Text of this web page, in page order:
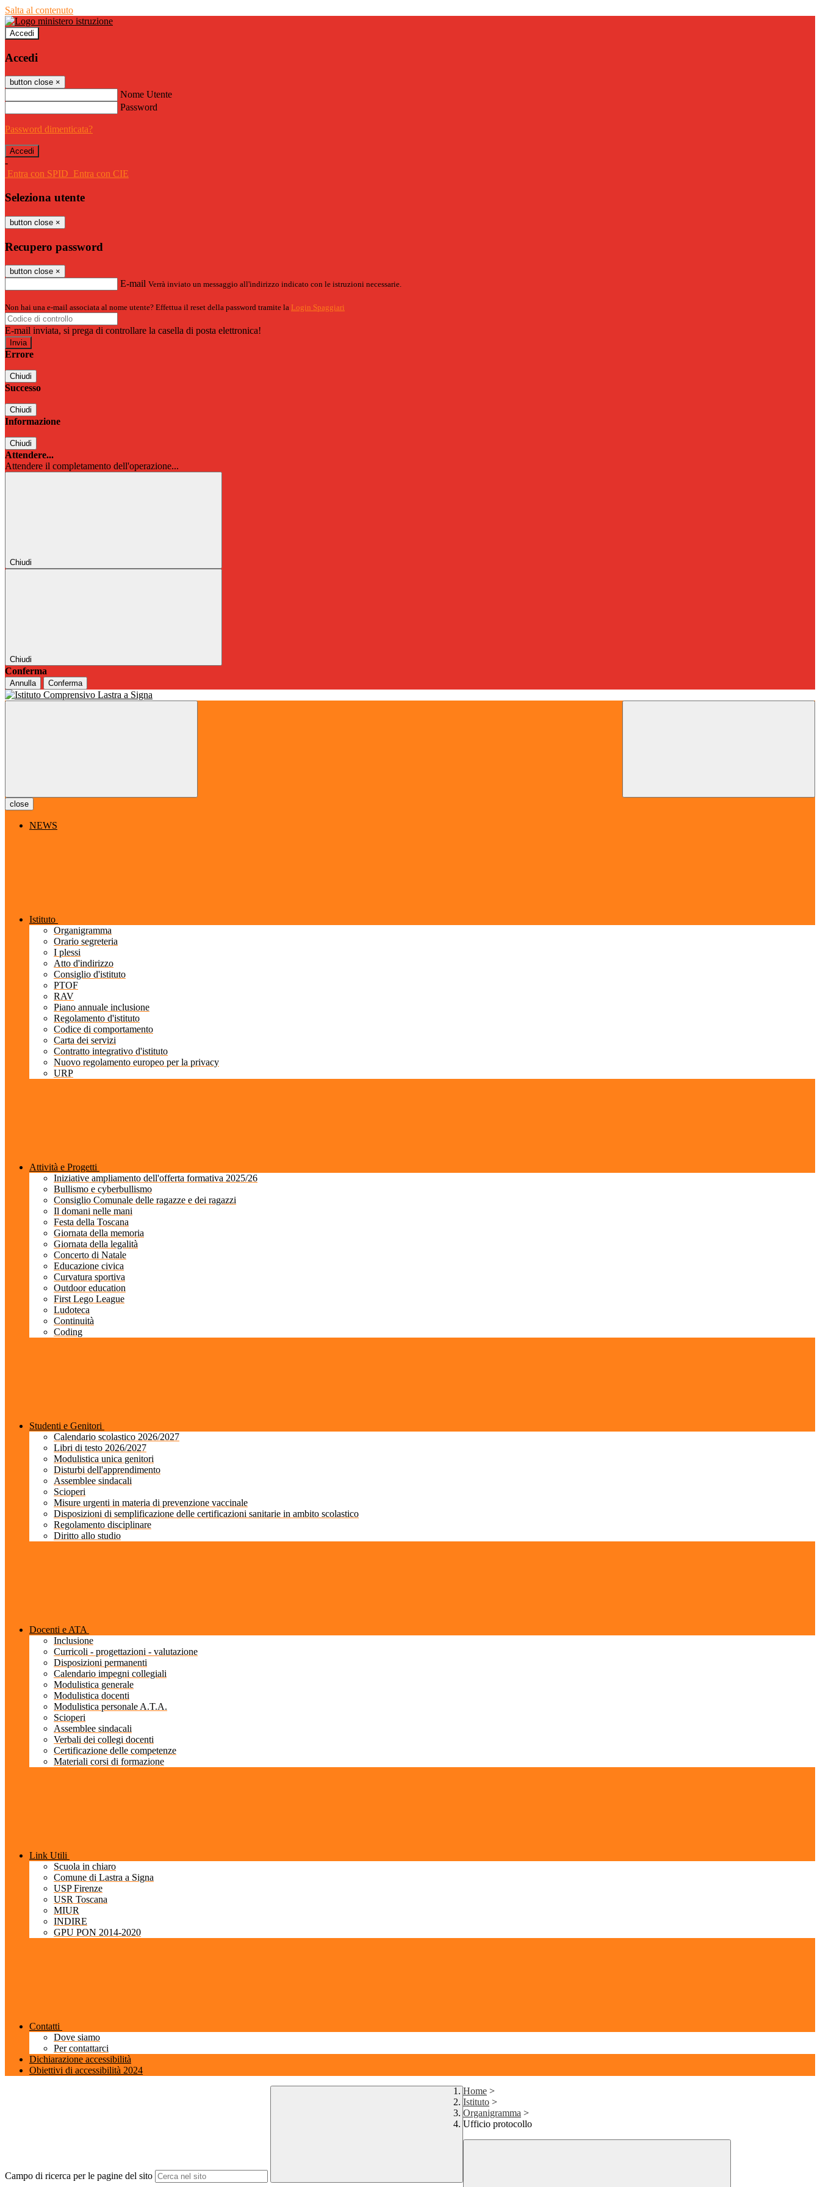
Salta al contenuto
Accedi
Accedi
button close ×
Nome Utente
Password
Password dimenticata?
-
Entra con SPID Entra con CIE
Seleziona utente
button close ×
Recupero password
button close ×
E-mail Verrà inviato un messaggio all'indirizzo indicato con le istruzioni necessarie.
Non hai una e-mail associata al nome utente? Effettua il reset della password tramite la Login Spaggiari
E-mail inviata, si prega di controllare la casella di posta elettronica!
Errore
Chiudi
Successo
Chiudi
Informazione
Chiudi
Attendere...
Attendere il completamento dell'operazione...
Chiudi
Chiudi
Conferma
Annulla Conferma
close
NEWS
Istituto
Organigramma
Orario segreteria
I plessi
Atto d'indirizzo
Consiglio d'istituto
PTOF
RAV
Piano annuale inclusione
Regolamento d'istituto
Codice di comportamento
Carta dei servizi
Contratto integrativo d'istituto
Nuovo regolamento europeo per la privacy
URP
Attività e Progetti
Iniziative ampliamento dell'offerta formativa 2025/26
Bullismo e cyberbullismo
Consiglio Comunale delle ragazze e dei ragazzi
Il domani nelle mani
Festa della Toscana
Giornata della memoria
Giornata della legalità
Concerto di Natale
Educazione civica
Curvatura sportiva
Outdoor education
First Lego League
Ludoteca
Continuità
Coding
Studenti e Genitori
Calendario scolastico 2026/2027
Libri di testo 2026/2027
Modulistica unica genitori
Disturbi dell'apprendimento
Assemblee sindacali
Scioperi
Misure urgenti in materia di prevenzione vaccinale
Disposizioni di semplificazione delle certificazioni sanitarie in ambito scolastico
Regolamento disciplinare
Diritto allo studio
Docenti e ATA
Inclusione
Curricoli - progettazioni - valutazione
Disposizioni permanenti
Calendario impegni collegiali
Modulistica generale
Modulistica docenti
Modulistica personale A.T.A.
Scioperi
Assemblee sindacali
Verbali dei collegi docenti
Certificazione delle competenze
Materiali corsi di formazione
Link Utili
Scuola in chiaro
Comune di Lastra a Signa
USP Firenze
USR Toscana
MIUR
INDIRE
GPU PON 2014-2020
Contatti
Dove siamo
Per contattarci
Dichiarazione accessibilità
Obiettivi di accessibilità 2024
Campo di ricerca per le pagine del sito
Home >
Istituto >
Organigramma >
Ufficio protocollo